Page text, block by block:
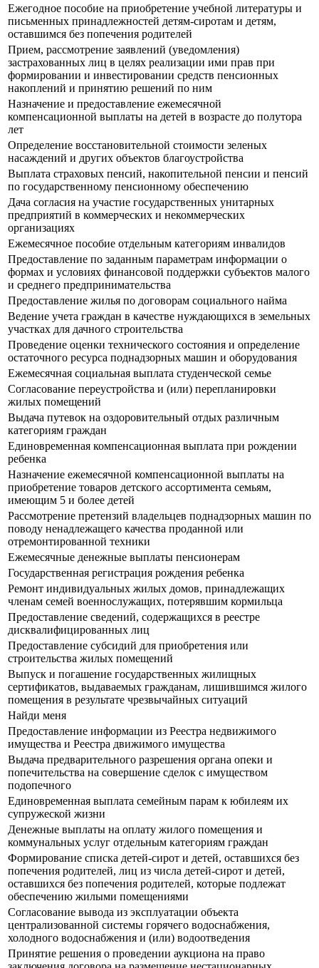
Ежегодное пособие на приобретение учебной литературы и
письменных принадлежностей детям-сиротам и детям,
оставшимся без попечения родителей
Прием, рассмотрение заявлений (уведомления)
застрахованных лиц в целях реализации ими прав при
формировании и инвестировании средств пенсионных
накоплений и принятию решений по ним
Назначение и предоставление ежемесячной
компенсационной выплаты на детей в возрасте до полутора
лет
Определение восстановительной стоимости зеленых
насаждений и других объектов благоустройства
Выплата страховых пенсий, накопительной пенсии и пенсий
по государственному пенсионному обеспечению
Дача согласия на участие государственных унитарных
предприятий в коммерческих и некоммерческих
организациях
Ежемесячное пособие отдельным категориям инвалидов
Предоставление по заданным параметрам информации о
формах и условиях финансовой поддержки субъектов малого
и среднего предпринимательства
Предоставление жилья по договорам социального найма
Ведение учета граждан в качестве нуждающихся в земельных
участках для дачного строительства
Проведение оценки технического состояния и определение
остаточного ресурса поднадзорных машин и оборудования
Ежемесячная социальная выплата студенческой семье
Согласование переустройства и (или) перепланировки
жилых помещений
Выдача путевок на оздоровительный отдых различным
категориям граждан
Единовременная компенсационная выплата при рождении
ребенка
Назначение ежемесячной компенсационной выплаты на
приобретение товаров детского ассортимента семьям,
имеющим 5 и более детей
Рассмотрение претензий владельцев поднадзорных машин по
поводу ненадлежащего качества проданной или
отремонтированной техники
Ежемесячные денежные выплаты пенсионерам
Государственная регистрация рождения ребенка
Ремонт индивидуальных жилых домов, принадлежащих
членам семей военнослужащих, потерявшим кормильца
Предоставление сведений, содержащихся в реестре
дисквалифицированных лиц
Предоставление субсидий для приобретения или
строительства жилых помещений
Выпуск и погашение государственных жилищных
сертификатов, выдаваемых гражданам, лишившимся жилого
помещения в результате чрезвычайных ситуаций
Найди меня
Предоставление информации из Реестра недвижимого
имущества и Реестра движимого имущества
Выдача предварительного разрешения органа опеки и
попечительства на совершение сделок с имуществом
подопечного
Единовременная выплата семейным парам к юбилеям их
супружеской жизни
Денежные выплаты на оплату жилого помещения и
коммунальных услуг отдельным категориям граждан
Формирование списка детей-сирот и детей, оставшихся без
попечения родителей, лиц из числа детей-сирот и детей,
оставшихся без попечения родителей, которые подлежат
обеспечению жилыми помещениями
Согласование вывода из эксплуатации объекта
централизованной системы горячего водоснабжения,
холодного водоснабжения и (или) водоотведения
Принятие решения о проведении аукциона на право